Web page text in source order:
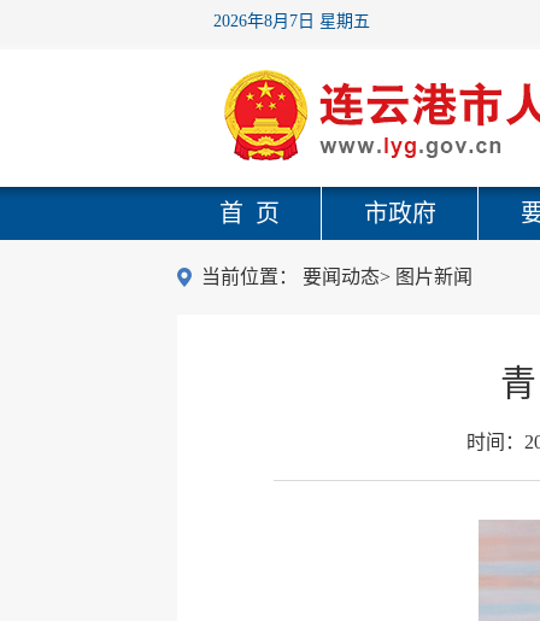
2026年8月7日 星期五
首 页 市政府
当前位置： 要闻动态> 图片新闻
时间：